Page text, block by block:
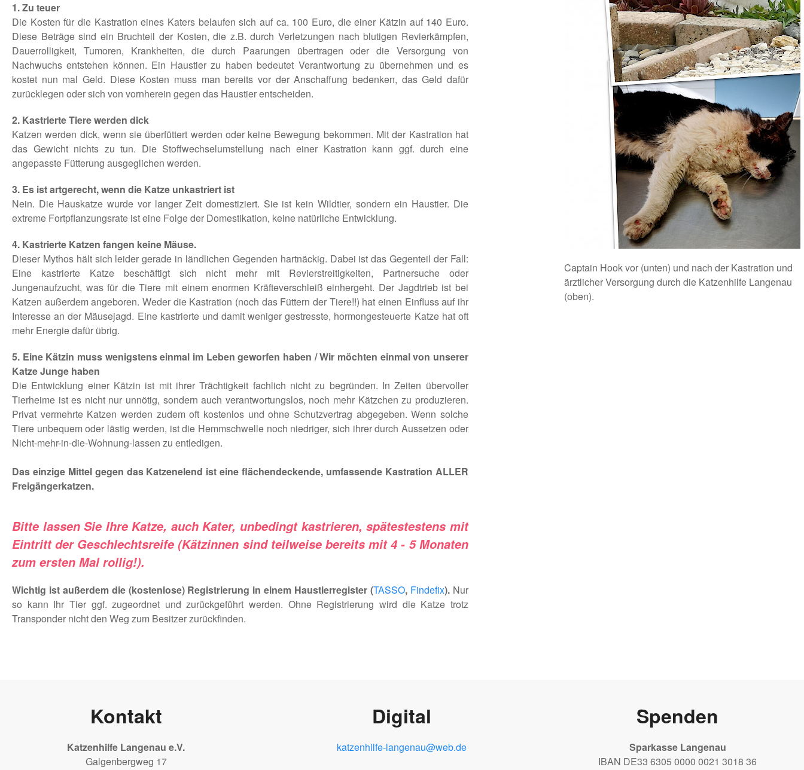
1. Zu teuer
Die Kosten für die Kastration eines Katers belaufen sich auf ca. 100 Euro, die einer Kätzin auf 140 Euro.
Diese Beträge sind ein Bruchteil der Kosten, die z.B. durch Verletzungen nach blutigen Revierkämpfen,
Dauerrolligkeit, Tumoren, Krankheiten, die durch Paarungen übertragen oder die Versorgung von
Nachwuchs entstehen können. Ein Haustier zu haben bedeutet Verantwortung zu übernehmen und es
kostet nun mal Geld. Diese Kosten muss man bereits vor der Anschaffung bedenken, das Geld dafür
zurücklegen oder sich von vornherein gegen das Haustier entscheiden.
2. Kastrierte Tiere werden dick
Katzen werden dick, wenn sie überfüttert werden oder keine Bewegung bekommen. Mit der Kastration hat
das Gewicht nichts zu tun. Die Stoffwechselumstellung nach einer Kastration kann ggf. durch eine
angepasste Fütterung ausgeglichen werden.
3. Es ist artgerecht, wenn die Katze unkastriert ist
Nein. Die Hauskatze wurde vor langer Zeit domestiziert. Sie ist kein Wildtier, sondern ein Haustier. Die
extreme Fortpflanzungsrate ist eine Folge der Domestikation, keine natürliche Entwicklung.
4. Kastrierte Katzen fangen keine Mäuse.
Dieser Mythos hält sich leider gerade in ländlichen Gegenden hartnäckig. Dabei ist das Gegenteil der Fall:
Eine kastrierte Katze beschäftigt sich nicht mehr mit Revierstreitigkeiten, Partnersuche oder
Jungenaufzucht, was für die Tiere mit einem enormen Kräfteverschleiß einhergeht. Der Jagdtrieb ist bei
Katzen außerdem angeboren. Weder die Kastration (noch das Füttern der Tiere!!) hat einen Einfluss auf ihr
Interesse an der Mäusejagd. Eine kastrierte und damit weniger gestresste, hormongesteuerte Katze hat oft
mehr Energie dafür übrig.
5. Eine Kätzin muss wenigstens einmal im Leben geworfen haben / Wir möchten einmal von unserer
Katze Junge haben
Die Entwicklung einer Kätzin ist mit ihrer Trächtigkeit fachlich nicht zu begründen. In Zeiten übervoller
Tierheime ist es nicht nur unnötig, sondern auch verantwortungslos, noch mehr Kätzchen zu produzieren.
Privat vermehrte Katzen werden zudem oft kostenlos und ohne Schutzvertrag abgegeben. Wenn solche
Tiere unbequem oder lästig werden, ist die Hemmschwelle noch niedriger, sich ihrer durch Aussetzen oder
Nicht-mehr-in-die-Wohnung-lassen zu entledigen.
Das einzige Mittel gegen das Katzenelend ist eine flächendeckende, umfassende Kastration ALLER
Freigängerkatzen.
Bitte lassen Sie Ihre Katze, auch Kater, unbedingt kastrieren, spätestestens mit
Eintritt der Geschlechtsreife (Kätzinnen sind teilweise bereits mit 4 - 5 Monaten
zum ersten Mal rollig!).
Wichtig ist außerdem die (kostenlose) Registrierung in einem Haustierregister (TASSO, Findefix). Nur
so kann Ihr Tier ggf. zugeordnet und zurückgeführt werden. Ohne Registrierung wird die Katze trotz
Transponder nicht den Weg zum Besitzer zurückfinden.
Captain Hook vor (unten) und nach der Kastration und
ärztlicher Versorgung durch die Katzenhilfe Langenau
(oben).
Kontakt
Katzenhilfe Langenau e.V.
Galgenbergweg 17
Digital
katzenhilfe-langenau@web.de
Spenden
Sparkasse Langenau
IBAN DE33 6305 0000 0021 3018 36